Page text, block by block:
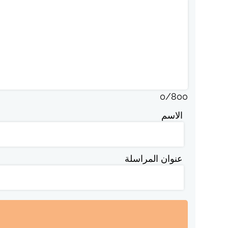
0/800
الاسم
عنوان المراسلة